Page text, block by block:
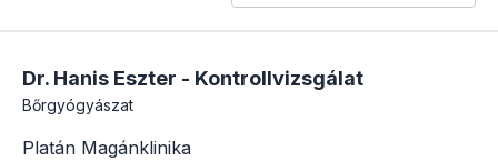
Dr. Hanis Eszter - Kontrollvizsgálat
Bőrgyógyászat
Platán Magánklinika